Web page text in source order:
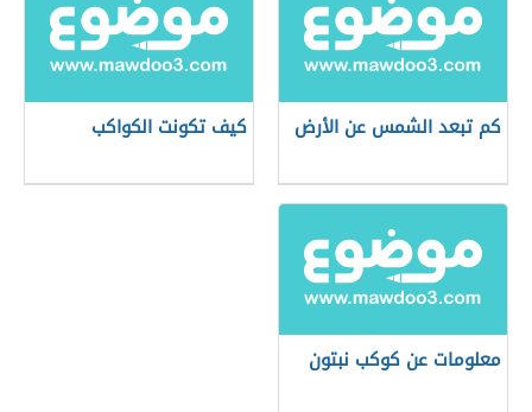
كم تبعد الشمس عن الأرض كيف تكونت الكواكب
معلومات عن كوكب نبتون